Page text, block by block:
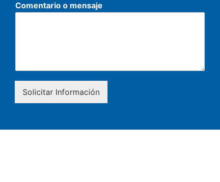
Comentario o mensaje
Solicitar Información